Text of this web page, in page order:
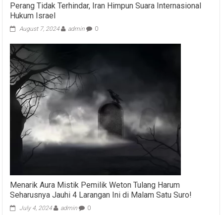
Perang Tidak Terhindar, Iran Himpun Suara Internasional
Hukum Israel
August 7, 2024 admin 0
Menarik Aura Mistik Pemilik Weton Tulang Harum
Seharusnya Jauhi 4 Larangan Ini di Malam Satu Suro!
July 4, 2024 admin 0